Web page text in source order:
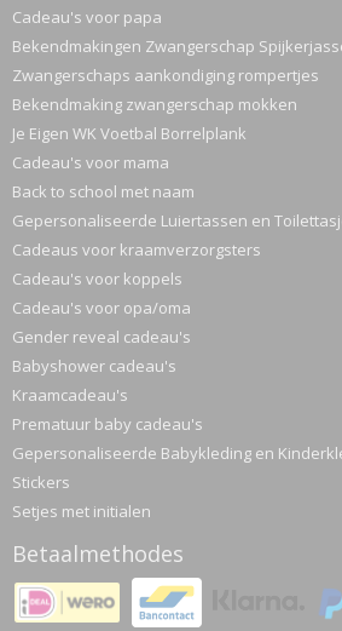
Cadeau's voor papa
Bekendmakingen Zwangerschap
Zwangerschaps aankondiging rompertjes
Bekendmaking zwangerschap mokken
Je Eigen WK Voetbal Borrelplank
Cadeau's voor mama
Back to school met naam
Gepersonaliseerde Luiertassen en
Cadeaus voor kraamverzorgsters
Cadeau's voor koppels
Cadeau's voor opa/oma
Gender reveal cadeau's
Babyshower cadeau's
Kraamcadeau's
Prematuur baby cadeau's
Gepersonaliseerde Babykleding en
Stickers
Setjes met initialen
Betaalmethodes